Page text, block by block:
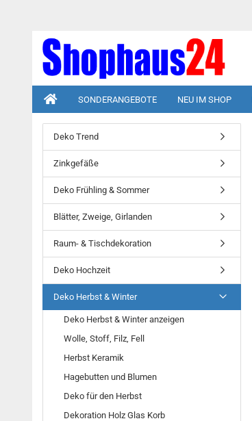
SONDERANGEBOTE NEU IM SHOP
Deko Trend
Zinkgefäße
Deko Frühling & Sommer
Blätter, Zweige, Girlanden
Raum- & Tischdekoration
Deko Hochzeit
Deko Herbst & Winter
Deko Herbst & Winter anzeigen
Wolle, Stoff, Filz, Fell
Herbst Keramik
Hagebutten und Blumen
Deko für den Herbst
Dekoration Holz Glas Korb